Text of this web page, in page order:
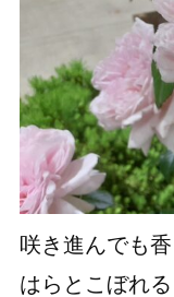
咲き進んでも
はらとこぼれる